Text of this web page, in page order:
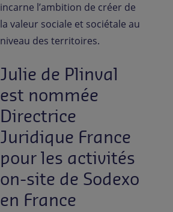
incarne l’ambition de créer de
la valeur sociale et sociétale au
niveau des territoires.
Julie de Plinval
est nommée
Directrice
Juridique France
pour les activités
on-site de Sodexo
en France